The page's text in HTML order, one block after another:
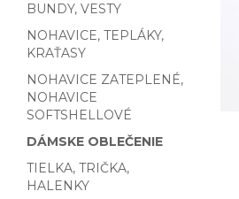
BUNDY, VESTY
NOHAVICE, TEPLÁKY,
KRAŤASY
NOHAVICE ZATEPLENÉ,
NOHAVICE
SOFTSHELLOVÉ
DÁMSKE OBLEČENIE
TIELKA, TRIČKA,
HALENKY